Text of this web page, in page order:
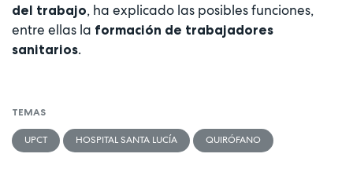
del trabajo, ha explicado las posibles funciones,
entre ellas la formación de trabajadores
sanitarios.
TEMAS
UPCT HOSPITAL SANTA LUCÍA QUIRÓFANO